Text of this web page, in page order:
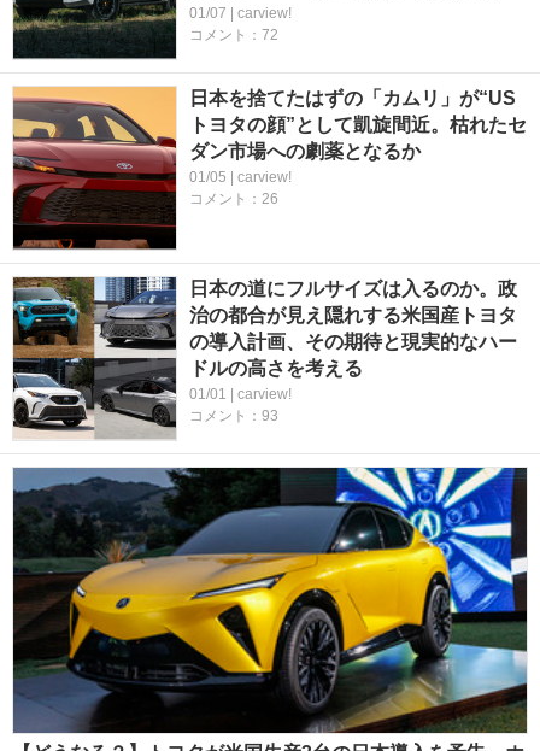
01/07 | carview!
コメント：72
日本を捨てたはずの「カムリ」が“US
トヨタの顔”として凱旋間近。枯れたセ
ダン市場への劇薬となるか
01/05 | carview!
コメント：26
日本の道にフルサイズは入るのか。政
治の都合が見え隠れする米国産トヨタ
の導入計画、その期待と現実的なハー
ドルの高さを考える
01/01 | carview!
コメント：93